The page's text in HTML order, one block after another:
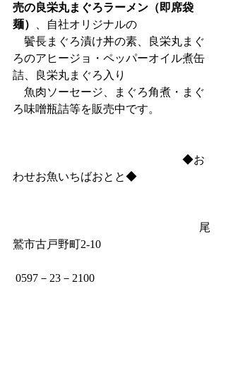
売の良栄丸まぐろラーメン（即席袋
麺）
、自社オリジナルの
鬢長まぐろ漬け丼の素、良栄丸まぐ
ろのアヒージョ・ペッパーオイル煮缶
詰、良栄丸まぐろ入り
魚肉ソーセージ、まぐろ角煮・まぐ
ろ味噌瓶詰等を販売中です。
◆お
わせお魚いちばおとと◆
尾
鷲市古戸野町2‐10
0597－23－2100